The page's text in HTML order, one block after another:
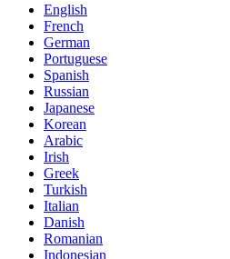
English
French
German
Portuguese
Spanish
Russian
Japanese
Korean
Arabic
Irish
Greek
Turkish
Italian
Danish
Romanian
Indonesian